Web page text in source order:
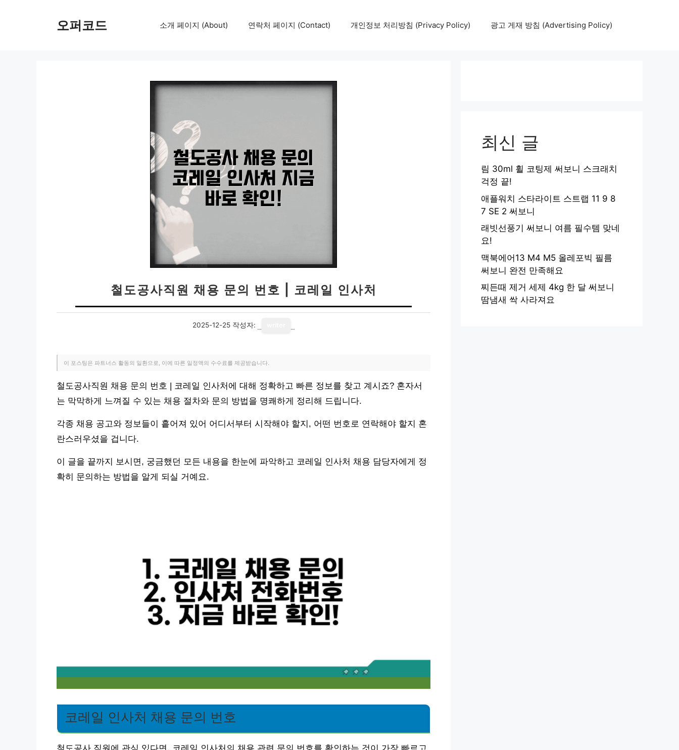
오퍼코드 소개 페이지 (About) 연락처 페이지 (Contact) 개인정보 처리방침 (Privacy Policy) 광고 게재 방침 (Advertising Policy)
철도공사직원 채용 문의 번호 | 코레일 인사처
2025-12-25 작성자:
이 포스팅은 파트너스 활동의 일환으로, 이에 따른 일정액의 수수료를 제공받습니다.
철도공사직원 채용 문의 번호 | 코레일 인사처에 대해 정확하고 빠른 정보를 찾고 계시죠? 혼자서
는 막막하게 느껴질 수 있는 채용 절차와 문의 방법을 명쾌하게 정리해 드립니다.
각종 채용 공고와 정보들이 흩어져 있어 어디서부터 시작해야 할지, 어떤 번호로 연락해야 할지 혼
란스러우셨을 겁니다.
이 글을 끝까지 보시면, 궁금했던 모든 내용을 한눈에 파악하고 코레일 인사처 채용 담당자에게 정
확히 문의하는 방법을 알게 되실 거예요.
코레일 인사처 채용 문의 번호
최신 글
림 30ml 휠 코팅제 써보니 스크래치
걱정 끝!
애플워치 스타라이트 스트랩 11 9 8
7 SE 2 써보니
래빗선풍기 써보니 여름 필수템 맞네
요!
맥북에어13 M4 M5 올레포빅 필름
써보니 완전 만족해요
찌든때 제거 세제 4kg 한 달 써보니
땀냄새 싹 사라져요